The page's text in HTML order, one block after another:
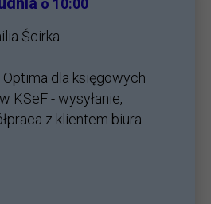
o 10:00
Ścirka
Optima dla księgowych
KSeF - wysyłanie,
z klientem biura